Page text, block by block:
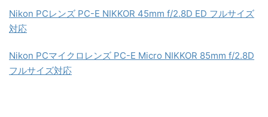
Nikon PCレンズ PC-E NIKKOR 45mm f/2.8D ED フルサイズ
対応
Nikon PCマイクロレンズ PC-E Micro NIKKOR 85mm f/2.8D
フルサイズ対応